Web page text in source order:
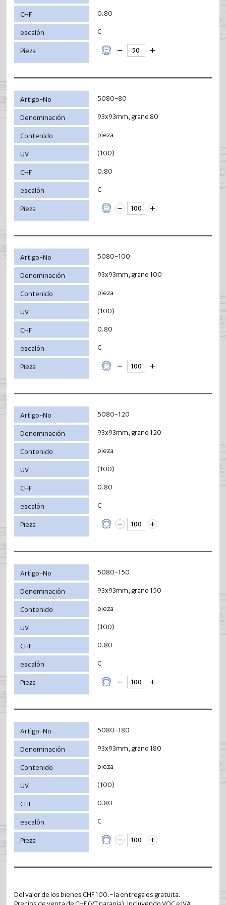
0.80
C
5080-80
93x93mm, grano 80
pieza
(100)
0.80
C
5080-100
93x93mm, grano 100
pieza
(100)
0.80
C
5080-120
93x93mm, grano 120
pieza
(100)
0.80
C
5080-150
93x93mm, grano 150
pieza
(100)
0.80
C
5080-180
93x93mm, grano 180
pieza
(100)
0.80
C
Del valor de los bienes CHF 100.- la entrega es gratuita.